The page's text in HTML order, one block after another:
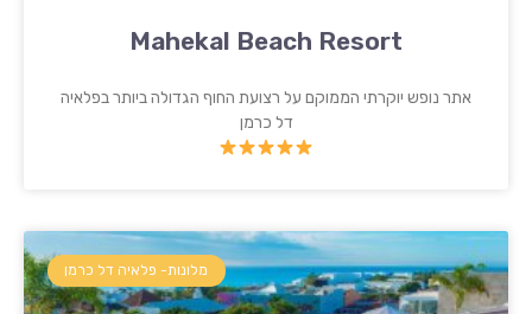
Mahekal Beach Resort
אתר נופש יוקרתי הממוקם על רצועת החוף הגדולה ביותר בפלאיה
דל כרמן
מלונות- פלאיה דל כרמן